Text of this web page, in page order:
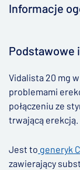
Informacje
▶
Podstawowe
Vidalista 20 mg
problemami
połączeniu ze
trwającą erekcją.
Jest to generyk
zawierający